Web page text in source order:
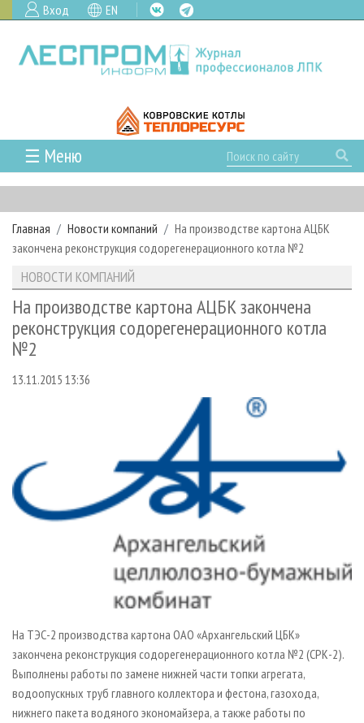
Вход EN
☰ Меню
ГЛАВНАЯ
РУБРИКИ И ТЕМЫ
РУБРИКИ ЖУРНАЛА
ЛЕСНОЕ ХОЗЯЙСТВО
ЛЕСОЗАГОТОВКА
ЛЕСОПИЛЕНИЕ
СУШКА ДРЕВЕСИНЫ
ПРОИЗВОДСТВО ДРЕВЕСНЫХ ПЛИТ
ДЕРЕВЯННОЕ ДОМОСТРОЕНИЕ
ПРОИЗВОДСТВО МЕБЕЛИ
ЦБП
ИНСТРУМЕНТ И МАТЕРИАЛЫ
НОВОСТИ
КАЛЕНДАРЬ СОБЫТИЙ
НОВОСТИ ЛПК
НОВОСТИ ЖУРНАЛА
ПРОЕКТЫ ЛПИ
АНАЛИТИКА
ПРЕДПРИЯТИЯ ЛПК
ПЕРСОНЫ
ОФИЦИАЛЬНЫЕ ДЕЛЕГАЦИИ
ПРИОРИТЕТНЫЕ ИНВЕСТПРОЕКТЫ
RUSSIAN FORESTRY REVIEW
ГАЗЕТА ЛЕСПРОМФОРУМ
БИБЛИОТЕКА СПЕЦИАЛИСТА
АРХИВ ЖУРНАЛОВ
О ЖУРНАЛЕ
КОНТАКТЫ
РЕКЛАМОДАТЕЛЯМ
РЕКЛАМА
Главная Новости компаний
На производстве картона АЦБК
закончена реконструкция содорегенерационного котла №2
НОВОСТИ КОМПАНИЙ
На производстве картона АЦБК закончена
реконструкция содорегенерационного котла
№2
13.11.2015 13:36
На ТЭС-2 производства картона ОАО «Архангельский ЦБК»
закончена реконструкция содорегенерационного котла №2 (СРК-2).
Выполнены работы по замене нижней части топки агрегата,
водоопускных труб главного коллектора и фестона, газохода,
нижнего пакета водяного экономайзера, а также работы по